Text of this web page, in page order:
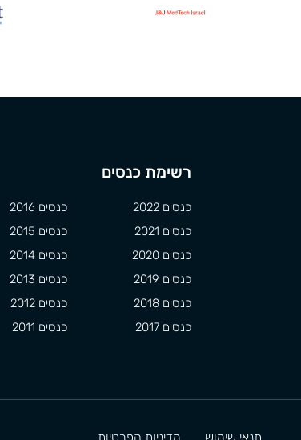
רשימת כנסים
כנסים 2022
כנסים 2021
כנסים 2020
כנסים 2019
כנסים 2018
כנסים 2017
כנסים 2016
כנסים 2015
כנסים 2014
כנסים 2013
כנסים 2012
כנסים 2011